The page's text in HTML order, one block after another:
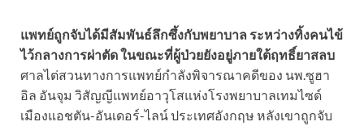
แพทย์ถูกจับได้มีสัมพันธ์ลึกซึ้งกับพยาบาล ระหว่างทิ้งคนไข้
ไว้กลางการผ่าตัด ในขณะที่ผู้ป่วยยังอยู่ภายใต้ฤทธิ์ยาสลบ
ศาลไต่สวนทางการแพทย์กำลังพิจารณาคดีของ นพ.ซูฮา
อิล อันจุม วิสัญญีแพทย์อาวุโสแห่งโรงพยาบาลเทมไซด์
เมืองแอชตัน-อันเดอร์-ไลน์ ประเทศอังกฤษ หลังเขาถูกจับ